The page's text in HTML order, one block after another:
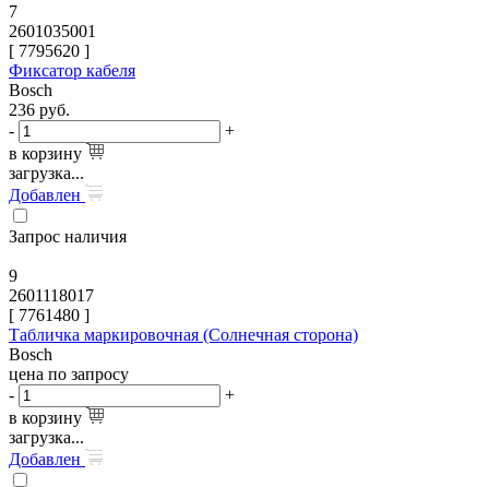
7
2601035001
[ 7795620 ]
Фиксатор кабеля
Bosch
236 руб.
-
+
в корзину
загрузка...
Добавлен
Запрос наличия
9
2601118017
[ 7761480 ]
Табличка маркировочная (Солнечная сторона)
Bosch
цена по запросу
-
+
в корзину
загрузка...
Добавлен